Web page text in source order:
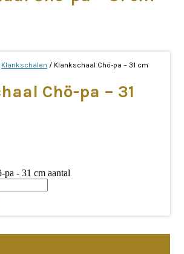
Klankschalen / Klankschaal Chö-pa – 31 cm
Chö-pa – 31
pa - 31 cm aantal